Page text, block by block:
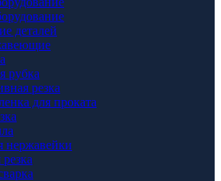
деталей
рубка
резка
для проката
нержавейки